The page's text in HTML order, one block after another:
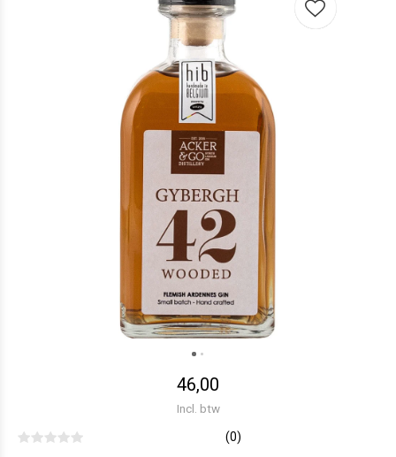
46,00
Incl. btw
(0)